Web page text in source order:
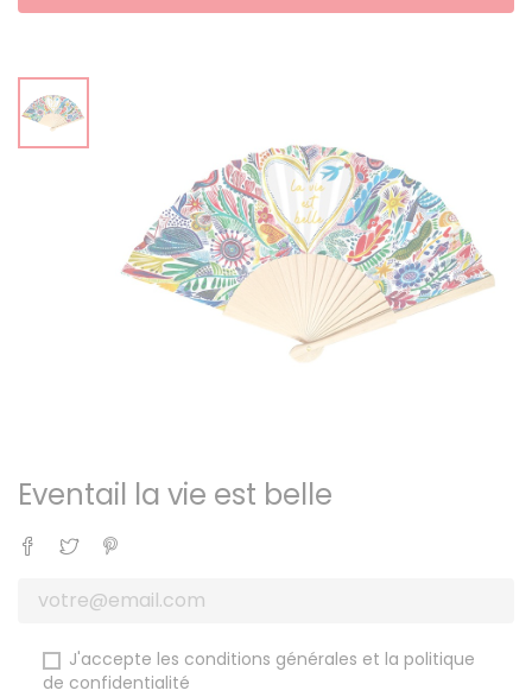
Eventail la vie est belle
Partager
Tweet
J'accepte les conditions générales et la politique
de confidentialité